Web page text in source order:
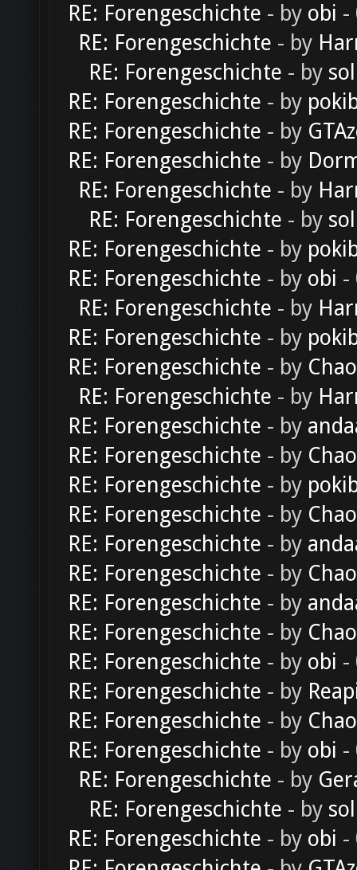
RE: Forengeschichte - by obi -
RE: Forengeschichte - by
RE: Forengeschichte - by
RE: Forengeschichte - by
RE: Forengeschichte - by
RE: Forengeschichte - by
RE: Forengeschichte - by
RE: Forengeschichte - by
RE: Forengeschichte - by
RE: Forengeschichte - by obi -
RE: Forengeschichte - by
RE: Forengeschichte - by
RE: Forengeschichte - by
RE: Forengeschichte - by
RE: Forengeschichte - by
RE: Forengeschichte - by
RE: Forengeschichte - by
RE: Forengeschichte - by
RE: Forengeschichte - by
RE: Forengeschichte - by
RE: Forengeschichte - by
RE: Forengeschichte - by
RE: Forengeschichte - by obi -
RE: Forengeschichte - by
RE: Forengeschichte - by
RE: Forengeschichte - by obi -
RE: Forengeschichte - by
RE: Forengeschichte - by
RE: Forengeschichte - by obi -